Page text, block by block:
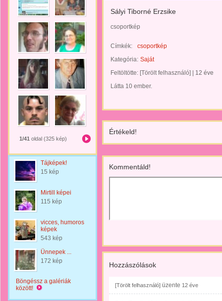
1/41 oldal (325 kép)
Tájképek!
15 kép
Mirtill képei
115 kép
vicces, humoros
képek
543 kép
Ünnepek ...
172 kép
Böngéssz a galériák
között!
Sályi Tiborné Erzsike
csoportkép
Címkék:
csoportkép
Kategória: Saját
Feltöltötte: [Törölt felhasználó]
12 éve
Látta 10 ember.
Értékeld!
Kommentáld!
Hozzászólások
[Törölt felhasználó] üzente 12 éve